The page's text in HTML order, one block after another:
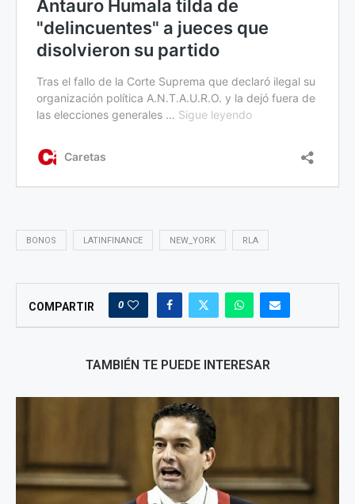
BONOS LATINFINANCE NEW_YORK RLA
COMPARTIR 0
TAMBIÉN TE PUEDE INTERESAR